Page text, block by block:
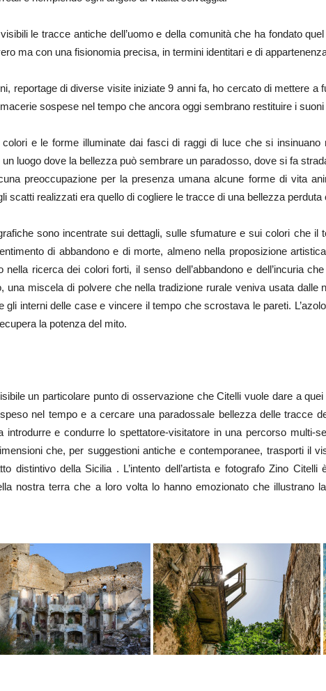
le tracce antiche dell’uomo e della comunità che ha fondato
ma con una fisionomia precisa, in termini identitari e di
reportage di diverse visite iniziate 9 anni fa, ho cercato di mettere
sospese nel tempo che ancora oggi sembrano restituire i
e le forme illuminate dai fasci di raggi di luce che si
un luogo dove la bellezza può sembrare un paradosso, dove si fa
preoccupazione per la presenza umana alcune forme di vita
scatti realizzati era quello di cogliere le tracce di una bellezza
sono incentrate sui dettagli, sulle sfumature e sui colori che
di abbandono e di morte, almeno nella proposizione
nella ricerca dei colori forti, il senso dell’abbandono e dell’incuria
una miscela di polvere che nella tradizione rurale veniva usata
gli interni delle case e vincere il tempo che scrostava le pareti.
la potenza del mito.
un particolare punto di osservazione che Citelli vuole dare a
nel tempo e a cercare una paradossale bellezza delle tracce
introdurre e condurre lo spettatore-visitatore in una percorso multi-
che, per suggestioni antiche e contemporanee, trasporti il
distintivo della Sicilia . L’intento dell’artista e fotografo Zino
nostra terra che a loro volta lo hanno emozionato che illustrano